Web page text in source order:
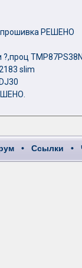
прошивка РЕШЕНО
?,проц
slim
• Ссылки •